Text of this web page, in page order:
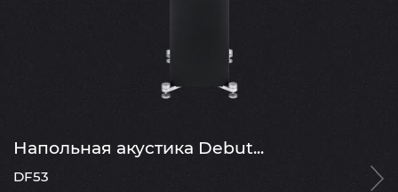
Напольная акустика Debut...
DF53